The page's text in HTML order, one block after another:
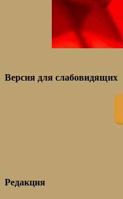
Версия для слабовидящих
Редакция